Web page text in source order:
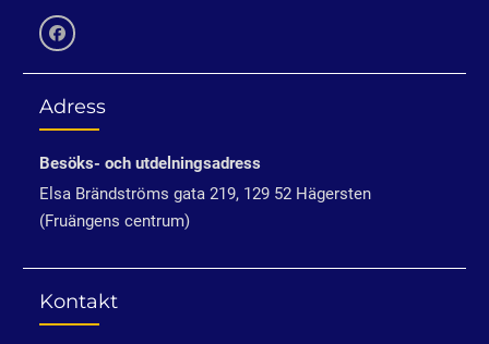
Adress
Besöks- och utdelningsadress
Elsa Brändströms gata 219, 129 52 Hägersten
(Fruängens centrum)
Kontakt